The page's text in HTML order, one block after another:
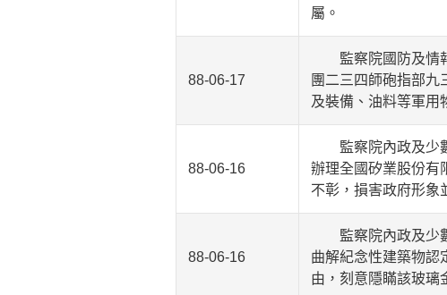
屬。
88-06-17
監察院國防及情報
團二三四師砲指部
及裝備、油料等軍用
88-06-16
監察院內政及少數
辦理全國矽業股份有
不彰，損害政府形象
88-06-16
監察院內政及少數
曲解紀念性建築物認
由，刻意隱瞞該玻璃